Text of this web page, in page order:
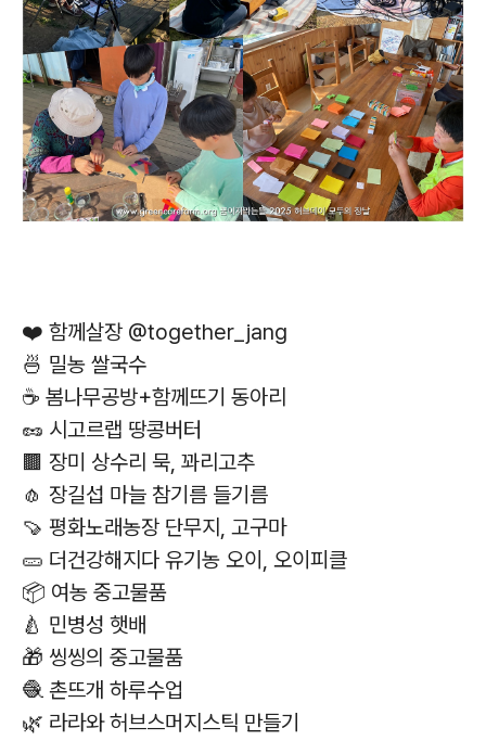
❤️ 함께살장 @together_jang
🍜 밀농 쌀국수
☕ 봄나무공방+함께뜨기 동아리
🥜 시고르랩 땅콩버터
🟫 장미 상수리 묵, 꽈리고추
🧄 장길섭 마늘 참기름 들기름
🍠 평화노래농장 단무지, 고구마
🥒 더건강해지다 유기농 오이, 오이피클
📦 여농 중고물품
🍐 민병성 햇배
🎁 씽씽의 중고물품
🧶 촌뜨개 하루수업
🌿 라라와 허브스머지스틱 만들기